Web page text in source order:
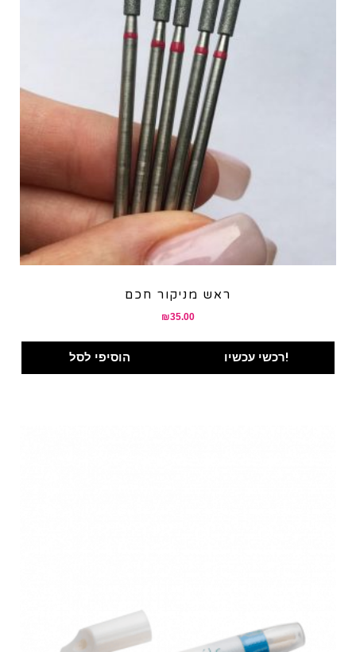
ראש מניקור חכם
₪35.00
הוסיפי לסל רכשי עכשיו!